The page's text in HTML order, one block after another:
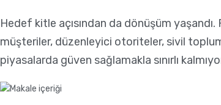
Hedef kitle açısından da dönüşüm
müşteriler, düzenleyici otoriteler, sivil
piyasalarda güven sağlamakla sınırlı